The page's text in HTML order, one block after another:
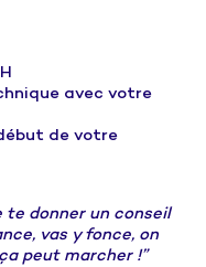
avec votre
de votre
te donner un conseil
vas y fonce, on
peut marcher !”